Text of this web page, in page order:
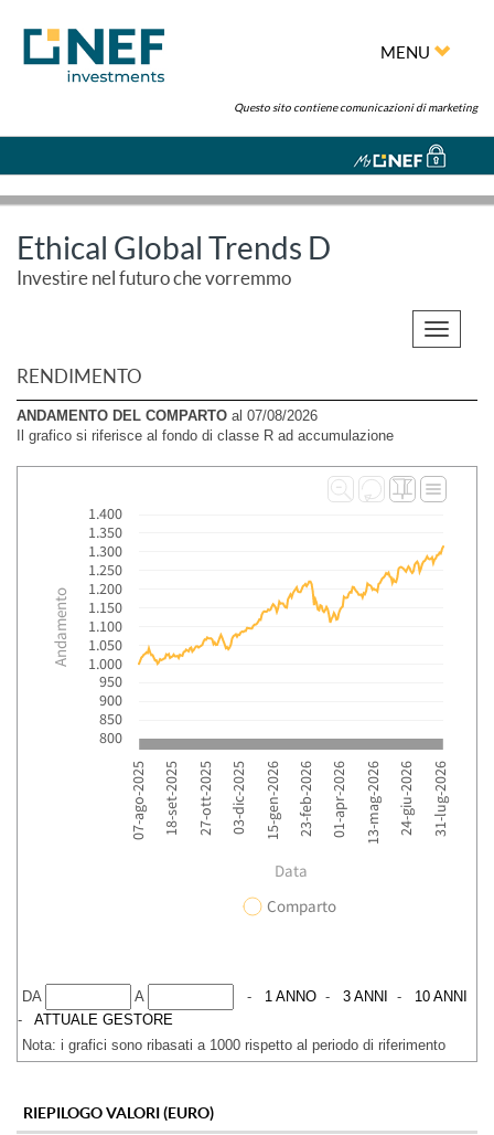
MENU
Questo sito contiene comunicazioni di marketing
Ethical Global Trends D
Investire nel futuro che vorremmo
Toggle
RENDIMENTO